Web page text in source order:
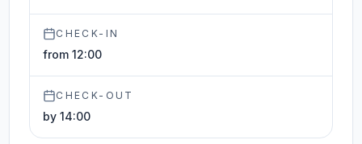
CHECK-IN
from 12:00
CHECK-OUT
by 14:00